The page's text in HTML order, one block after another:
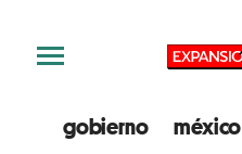
gobierno méxico